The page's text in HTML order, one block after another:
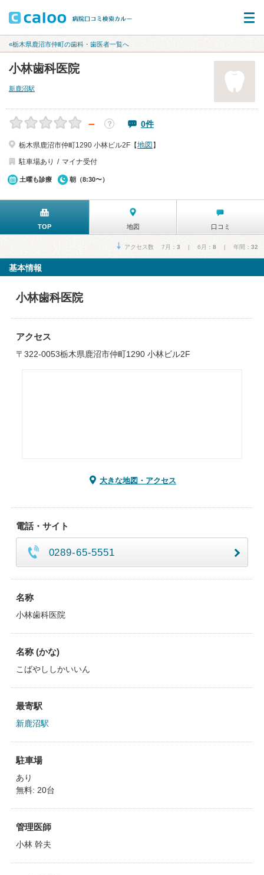
«栃木県鹿沼市仲町の歯科・歯医者一覧へ
小林歯科医院
新鹿沼駅
－ ？ 0件
栃木県鹿沼市仲町1290 小林ビル2F【地図 】
駐車場あり
マイナ受付
土曜も診療 朝（8:30〜）
TOP 地図 口コミ
アクセス数 7月： 3 | 6月： 8 | 年間： 32
基本情報
小林歯科医院
アクセス
〒322-0053栃木県鹿沼市仲町1290 小林ビル2F
大きな地図・アクセス
電話・サイト
0289-65-5551
名称
小林歯科医院
名称 (かな)
こばやししかいいん
最寄駅
新鹿沼駅
駐車場
あり
無料: 20台
管理医師
小林 幹夫